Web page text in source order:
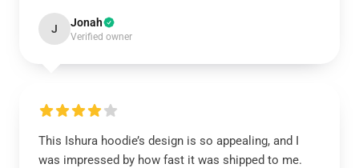
J Jonah
Verified owner
This Ishura hoodie’s design is so appealing, and I
was impressed by how fast it was shipped to me.